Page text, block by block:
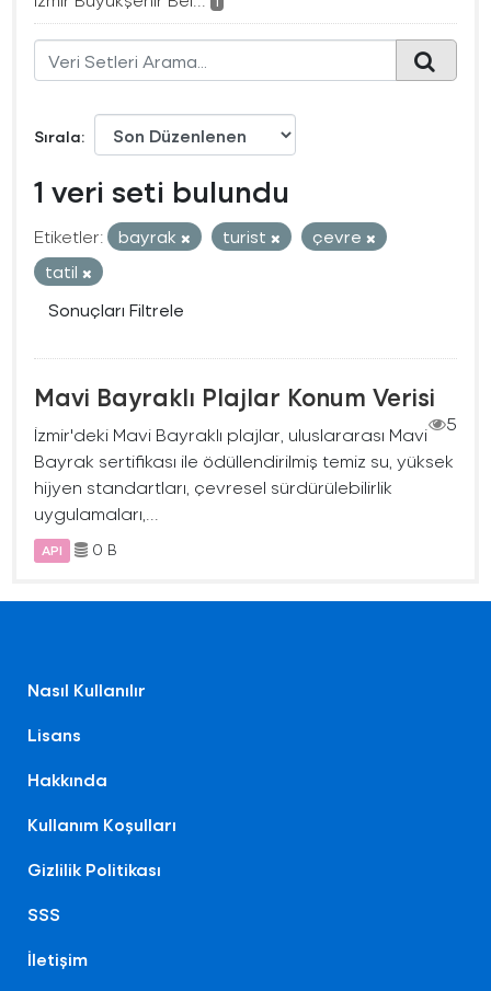
Sırala
1 veri seti bulundu
Etiketler: bayrak turist
çevre
tatil
Sonuçları Filtrele
Mavi Bayraklı Plajlar Konum Verisi
5
İzmir'deki Mavi Bayraklı plajlar, uluslararası Mavi
Bayrak sertifikası ile ödüllendirilmiş temiz su, yüksek
hijyen standartları, çevresel sürdürülebilirlik
uygulamaları,...
API 0 B
Nasıl Kullanılır
Lisans
Hakkında
Kullanım Koşulları
Gizlilik Politikası
SSS
İletişim